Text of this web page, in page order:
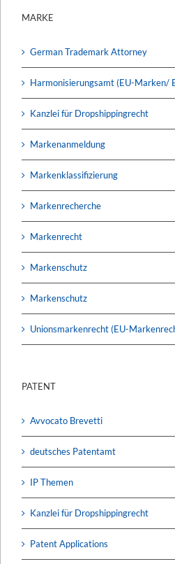
MARKE
German Trademark Attorney
Harmonisierungsamt (EU-Marken/
Kanzlei für Dropshippingrecht
Markenanmeldung
Markenklassifizierung
Markenrecherche
Markenrecht
Markenschutz
Markenschutz
Unionsmarkenrecht (EU-
PATENT
Avvocato Brevetti
deutsches Patentamt
IP Themen
Kanzlei für Dropshippingrecht
Patent Applications